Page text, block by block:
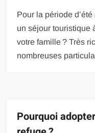
Pour la période
un séjour touristique
votre famille ? Très
nombreuses
Pourquoi